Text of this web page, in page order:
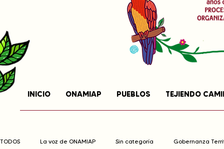
INICIO ONAMIAP PUEBLOS TEJIENDO
TODOS La voz de ONAMIAP Sin categoría Gobernanza